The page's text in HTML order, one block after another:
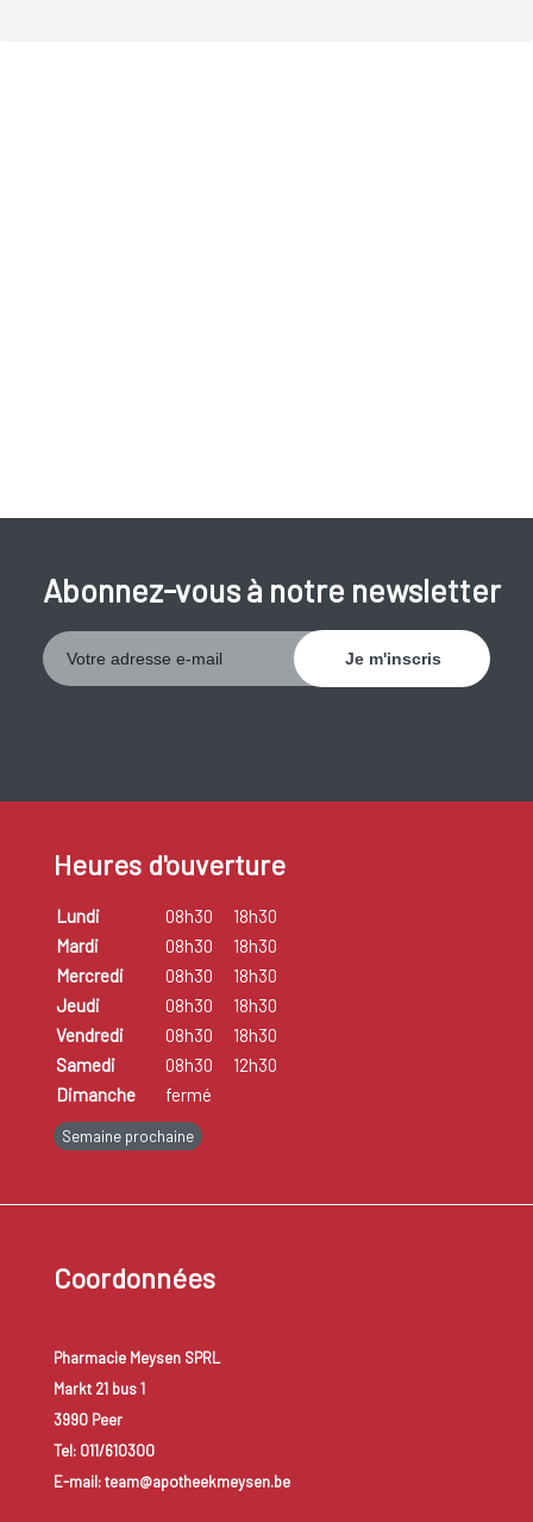
Abonnez-vous à notre newsletter
Heures d'ouverture
Lundi 08h30
18h30
Mardi
08h30
18h30
Mercredi
08h30
18h30
Jeudi
08h30
18h30
Vendredi
08h30
18h30
Samedi
08h30
12h30
Dimanche
fermé
Semaine prochaine
Coordonnées
Pharmacie Meysen SPRL
Markt 21 bus 1
3990 Peer
Tel: 011/610300
E-mail: team@apotheekmeysen.be